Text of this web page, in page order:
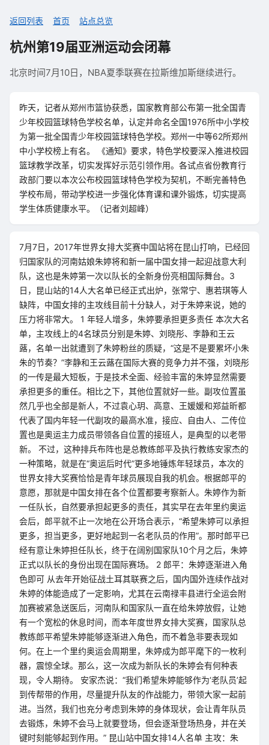
返回列表 首页 站点总览
杭州第19届亚洲运动会闭幕
北京时间7月10日，NBA夏季联赛在拉斯维加斯继续进行。
昨天，记者从郑州市篮协获悉，国家教育部公布第一批全国青
少年校园篮球特色学校名单，认定并命名全国1976所中小学校
为第一批全国青少年校园篮球特色学校。郑州一中等62所郑州
中小学校榜上有名。 《通知》要求，特色学校要深入推进校园
篮球教学改革，切实发挥好示范引领作用。各试点省份教育行
政部门要以本次公布校园篮球特色学校为契机，不断完善特色
学校布局，带动学校进一步强化体育课和课外锻炼，切实提高
学生体质健康水平。（记者刘超峰）
7月7日，2017年世界女排大奖赛中国站将在昆山打响，已经回
归国家队的河南姑娘朱婷将和新一届中国女排一起迎战意大利
队，这也是朱婷第一次以队长的全新身份亮相国际舞台。3
日，昆山站的14人大名单已经正式出炉，张常宁、惠若琪等人
缺阵，中国女排的主攻线目前十分缺人，对于朱婷来说，她的
压力将非常大。 1 年轻人增多，朱婷要承担更多责任 本次大名
单，主攻线上的4名球员分别是朱婷、刘晓彤、李静和王云
蕗，名单一出就遭到了朱婷粉丝的质疑，“这是不是要累坏小朱
朱的节奏？”李静和王云蕗在国际大赛的竞争力并不强，刘晓彤
的一传是最大短板，于是技术全面、经验丰富的朱婷显然需要
承担更多的重任。相比之下，其他位置就好一些。副攻位置虽
然几乎也全部是新人，不过袁心玥、高意、王媛媛和郑益昕都
代表了国内年轻一代副攻的最高水准，接应、自由人、二传位
置也是奥运主力成员带领各自位置的接班人，是典型的以老带
新。 不过，这种排兵布阵也是总教练郎平及执行教练安家杰的
一种策略，就是在“奥运后时代”更多地锤炼年轻球员，本次的
世界女排大奖赛恰恰是青年球员展现自我的机会。根据郎平的
意愿，那就是中国女排在各个位置都要考察新人。朱婷作为新
一任队长，自然要承担起更多的责任，其实早在去年里约奥运
会后，郎平就不止一次地在公开场合表示，“希望朱婷可以承担
更多，担当更多，更好地起到一名老队员的作用”。那时郎平已
经有意让朱婷担任队长，终于在阔别国家队10个月之后，朱婷
正式以队长的身份出现在国际赛场。 2 郎平：朱婷逐渐进入角
色即可 从去年开始征战土耳其联赛之后，国内国外连续作战对
朱婷的体能造成了一定影响，尤其在云南禄丰县进行全运会附
加赛被紧急送医后，河南队和国家队一直在给朱婷放假，让她
有一个宽松的休息时间，而本年度世界女排大奖赛，国家队总
教练郎平希望朱婷能够逐渐进入角色，而不着急非要表现如
何。在上一个里约奥运会周期里，朱婷成为郎平麾下的一枚利
器，震惊全球。那么，这一次成为新队长的朱婷会有何种表
现，令人期待。 安家杰说：“我们希望朱婷能够作为‘老队员’起
到传帮带的作用，尽量提升队友的作战能力，带领大家一起前
进。当然，我们也充分考虑到朱婷的身体现状，会让青年队员
去锻炼，朱婷不会马上就要登场，但会逐渐登场热身，并在关
键时刻能够起到作用。” 昆山站中国女排14人名单 主攻：朱